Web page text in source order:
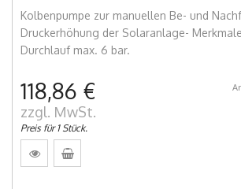
Kolbenpumpe zur manuellen Be- und
Druckerhöhung der Solaranlage-
Durchlauf max. 6 bar.
118,86 €
zzgl. MwSt.
Preis für 1 Stück.